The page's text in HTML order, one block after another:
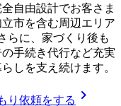
自由設計でお客さま
市を含む周辺エリア
らに、家づくり後も
手続き代行など充実
しを支え続けます。
り依頼をする chevron_right